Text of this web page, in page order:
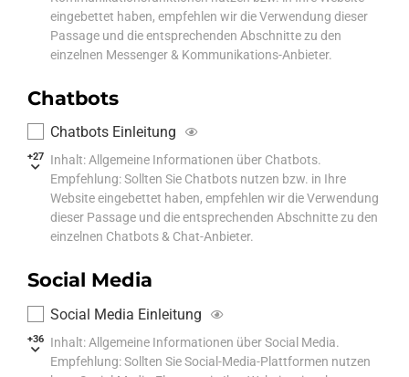
eingebettet haben, empfehlen wir die Verwendung dieser
Passage und die entsprechenden Abschnitte zu den
einzelnen Messenger & Kommunikations-Anbieter.
Chatbots
+27
Chatbots Einleitung
Inhalt: Allgemeine Informationen über Chatbots.
Empfehlung: Sollten Sie Chatbots nutzen bzw. in Ihre
Website eingebettet haben, empfehlen wir die Verwendung
dieser Passage und die entsprechenden Abschnitte zu den
einzelnen Chatbots & Chat-Anbieter.
Social Media
+36
Social Media Einleitung
Inhalt: Allgemeine Informationen über Social Media.
Empfehlung: Sollten Sie Social-Media-Plattformen nutzen